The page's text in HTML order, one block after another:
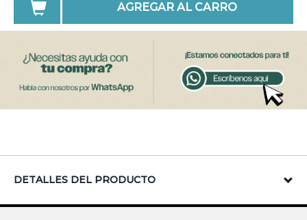
AGREGAR AL CARRO
DETALLES DEL PRODUCTO